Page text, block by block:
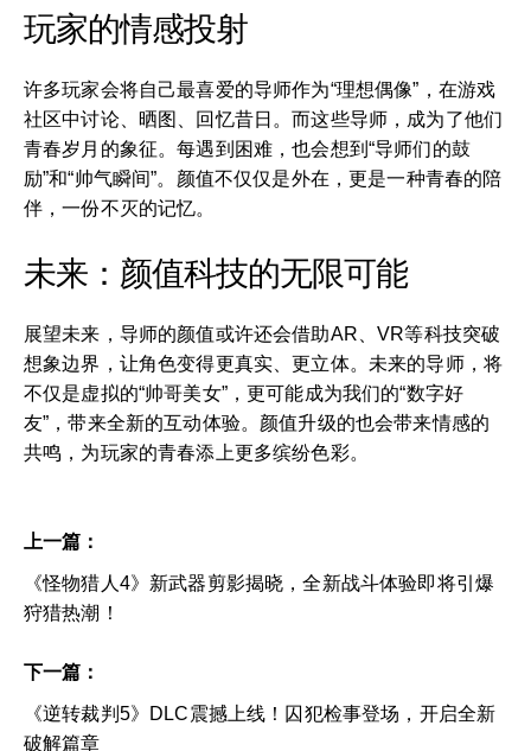
玩家的情感投射
许多玩家会将自己最喜爱的导师作为“理想偶像”，在游戏
社区中讨论、晒图、回忆昔日。而这些导师，成为了他们
青春岁月的象征。每遇到困难，也会想到“导师们的鼓
励”和“帅气瞬间”。颜值不仅仅是外在，更是一种青春的陪
伴，一份不灭的记忆。
未来：颜值科技的无限可能
展望未来，导师的颜值或许还会借助AR、VR等科技突破
想象边界，让角色变得更真实、更立体。未来的导师，将
不仅是虚拟的“帅哥美女”，更可能成为我们的“数字好
友”，带来全新的互动体验。颜值升级的也会带来情感的
共鸣，为玩家的青春添上更多缤纷色彩。
上一篇：
《怪物猎人4》新武器剪影揭晓，全新战斗体验即将引爆
狩猎热潮！
下一篇：
《逆转裁判5》DLC震撼上线！囚犯检事登场，开启全新
破解篇章